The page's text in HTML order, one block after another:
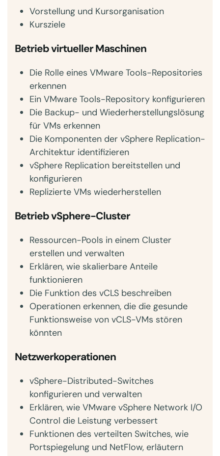
Vorstellung und Kursorganisation
Kursziele
Betrieb virtueller Maschinen
Die Rolle eines VMware Tools-Repositories
erkennen
Ein VMware Tools-Repository konfigurieren
Die Backup- und Wiederherstellungslösung
für VMs erkennen
Die Komponenten der vSphere Replication-
Architektur identifizieren
vSphere Replication bereitstellen und
konfigurieren
Replizierte VMs wiederherstellen
Betrieb vSphere-Cluster
Ressourcen-Pools in einem Cluster
erstellen und verwalten
Erklären, wie skalierbare Anteile
funktionieren
Die Funktion des vCLS beschreiben
Operationen erkennen, die die gesunde
Funktionsweise von vCLS-VMs stören
könnten
Netzwerkoperationen
vSphere-Distributed-Switches
konfigurieren und verwalten
Erklären, wie VMware vSphere Network I/O
Control die Leistung verbessert
Funktionen des verteilten Switches, wie
Portspiegelung und NetFlow, erläutern